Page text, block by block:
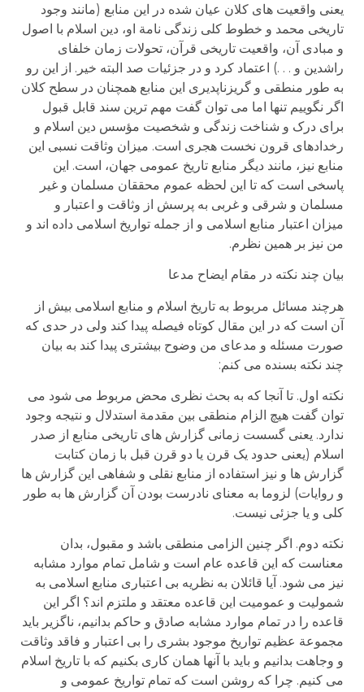
یعنی واقعیت های کلان عیان شده در این منابع (مانند وجود
تاریخی محمد و خطوط کلی زندگی نامة او، دین اسلام با اصول
و مبادی آن، واقعیت تاریخی قرآن، تحولات زمان خلفای
راشدین و . . .) اعتماد کرد و در جزئیات صد البته خیر. از این رو
به طور منطقی و گریزناپدیری این منابع همچنان در سطح کلان
اگر نگوییم تنها اما می توان گفت مهم ترین سند قابل قبول
برای درک و شناخت زندگی و شخصیت مؤسس دین اسلام و
رخدادهای قرون نخست هجری است. میزان وثاقت نسبی این
منابع نیز، مانند دیگر منابع تاریخ عمومی جهان، است. این
پاسخی است که تا این لحظه عموم محققان مسلمان و غیر
مسلمان و شرقی و غربی به پرسش از وثاقت و اعتبار و
میزان اعتبار منابع اسلامی و از جمله تواریخ اسلامی داده اند و
من نیز بر همین نظرم.
بیان چند نکته در مقام ایضاح مدعا
هرچند مسائل مربوط به تاریخ اسلام و منابع اسلامی بیش از
آن است که در این مقال کوتاه فیصله پیدا کند ولی در حدی که
صورت مسئله و مدعای من وضوح بیشتری پیدا کند به بیان
چند نکته بسنده می کنم:
نکته اول. تا آنجا که به بحث نظری محض مربوط می شود می
توان گفت هیچ الزام منطقی بین مقدمة استدلال و نتیجه وجود
ندارد. یعنی گسست زمانی گزارش های تاریخی منابع از صدر
اسلام (یعنی حدود یک قرن یا دو قرن قبل با زمان کتابت
گزارش ها و نیز استفاده از منابع نقلی و شفاهی این گزارش ها
و روایات) لزوما به معنای نادرست بودن آن گزارش ها به طور
کلی و یا جزئی نیست.
نکته دوم. اگر چنین الزامی منطقی باشد و مقبول، بدان
معناست که این قاعده عام است و شامل تمام موارد مشابه
نیز می شود. آیا قائلان به نظریه بی اعتباری منابع اسلامی به
شمولیت و عمومیت این قاعده معتقد و ملتزم اند؟ اگر این
قاعده را در تمام موارد مشابه صادق و حاکم بدانیم، ناگزیر باید
مجموعة عظیم تواریخ موجود بشری را بی اعتبار و فاقد وثاقت
و وجاهت بدانیم و باید با آنها همان کاری بکنیم که با تاریخ اسلام
می کنیم. چرا که روشن است که تمام تواریخ عمومی و